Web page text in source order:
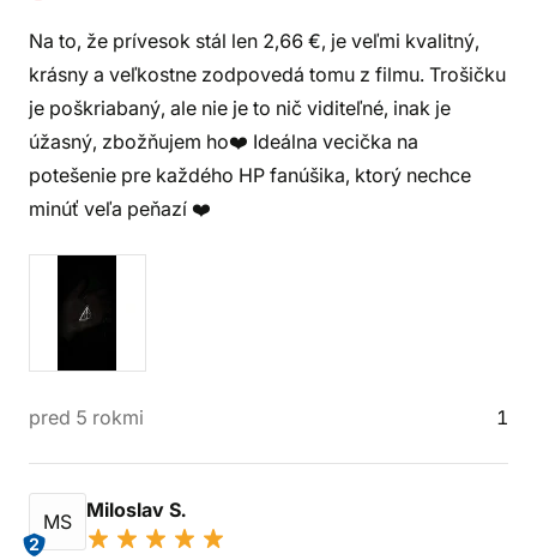
Na to, že prívesok stál len 2,66 €, je veľmi kvalitný,
krásny a veľkostne zodpovedá tomu z filmu. Trošičku
je poškriabaný, ale nie je to nič viditeľné, inak je
úžasný, zbožňujem ho❤️ Ideálna vecička na
potešenie pre každého HP fanúšika, ktorý nechce
minúť veľa peňazí ❤️
pred 5 rokmi 1
MS
2
Miloslav S.